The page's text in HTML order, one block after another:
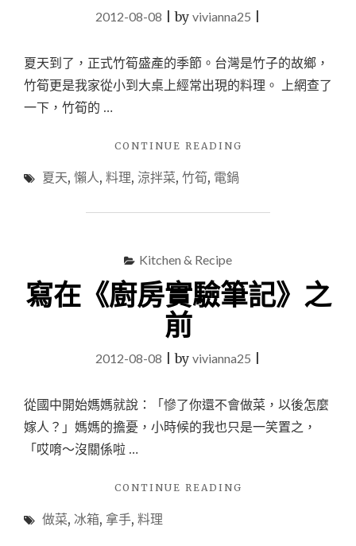
湯"
2012-08-08 |by vivianna25
夏天到了，正式竹筍盛產的季節。台灣是竹子的故鄉，
竹筍更是我家從小到大桌上經常出現的料理。 上網查了
一下，竹筍的 …
CONTINUE READING
列-
筍"
夏天, 懶人 , 料理, 涼拌菜, 竹筍, 電鍋
Kitchen & Recipe
寫在《廚房實驗筆記》之
前
2012-08-08 |by vivianna25
從國中開始媽媽就說：「慘了你還不會做菜，以後怎麼
嫁人？」媽媽的擔憂，小時候的我也只是一笑置之，
「哎唷～沒關係啦 …
CONTINUE READING
做菜, 冰箱, 拿手, 料理